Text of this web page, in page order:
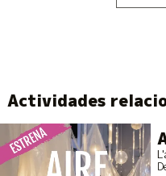
Actividades